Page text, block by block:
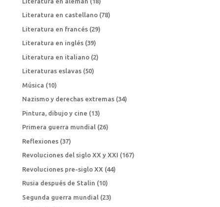
Literatura en castellano(78)
Literatura en francés(29)
Literatura en inglés(39)
Literatura en italiano(2)
Literaturas eslavas(50)
Música (10)
Nazismo y derechas extremas(34)
Pintura, dibujo y cine (13)
Primera guerra mundial(26)
Reflexiones(37)
Revoluciones del siglo XX y XXI (167)
Revoluciones pre-siglo XX (44)
Rusia después de Stalin (10)
Segunda guerra mundial (23)